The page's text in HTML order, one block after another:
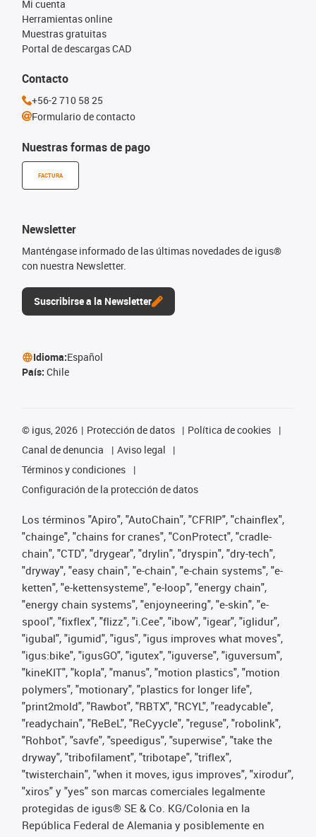
Nuestras formas de pago
FACTURA
Mi cuenta
Herramientas online
Muestras gratuitas
Portal de descargas CAD
Newsletter
Manténgase informado de las últimas novedades de igus®
con nuestra Newsletter.
Suscribirse a la Newsletter
Contacto
+56-2 710 58 25
Formulario de contacto
Idioma:Español
País: Chile
© igus, 2026 Protección de datos
Política de cookies
Canal de denuncia
Aviso legal
Términos y condiciones
Configuración de la protección de datos
Los términos "Apiro", "AutoChain", "CFRIP", "chainflex",
"chainge", "chains for cranes", "ConProtect", "cradle-
chain", "CTD", "drygear", "drylin", "dryspin", "dry-tech",
"dryway", "easy chain", "e-chain", "e-chain systems", "e-
ketten", "e-kettensysteme", "e-loop", "energy chain",
"energy chain systems", "enjoyneering", "e-skin", "e-
spool", "fixflex", "flizz", "i.Cee", "ibow", "igear", "iglidur",
"igubal", "igumid", "igus", "igus improves what moves",
"igus:bike", "igusGO", "igutex", "iguverse", "iguversum",
"kineKIT", "kopla", "manus", "motion plastics", "motion
polymers", "motionary", "plastics for longer life",
"print2mold", "Rawbot", "RBTX", "RCYL", "readycable",
"readychain", "ReBeL", "ReCyycle", "reguse", "robolink",
"Rohbot", "savfe", "speedigus", "superwise", "take the
dryway", "tribofilament", "tribotape", "triflex",
"twisterchain", "when it moves, igus improves", "xirodur",
"xiros" y "yes" son marcas comerciales legalmente
protegidas de igus® SE & Co. KG/Colonia en la
República Federal de Alemania y posiblemente en